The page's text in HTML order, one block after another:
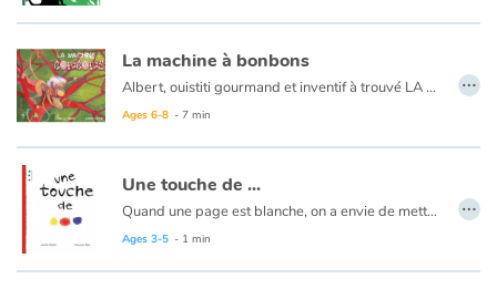
La machine à bonbons
Albert, ouistiti gourmand et inventif à trouvé LA solution pour avoir toujours des bonbons. Son invention, cependant, lui réserve de drôles de surprises ! Le thème de la frustration en rimes et rires ; des illustrations originales aux couleurs vives.
Ages 6-8 - 7 min
…
Une touche de ...
Quand une page est blanche, on a envie de mettre un peu de couleurs… Mais attention à ne pas en mettre trop ! Un livre pour apprendre comment à partir de 3 couleurs primaires on peut obtenir d’autres couleurs.
Ages 3-5 - 1 min
…